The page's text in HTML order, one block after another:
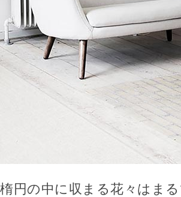
楕円の中に収まる花々はま